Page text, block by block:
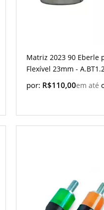
Matriz 2023 90 Eberle
Flexível 23mm -
por: R$110,00